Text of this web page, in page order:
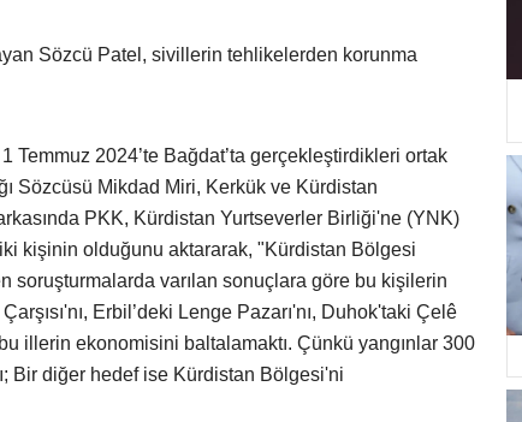
Sözcü Patel, sivillerin tehlikelerden korunma
Temmuz 2024’te Bağdat’ta gerçekleştirdikleri ortak
Sözcüsü Mikdad Miri, Kerkük ve Kürdistan
PKK, Kürdistan Yurtseverler Birliği'ne (YNK)
kişinin olduğunu aktararak, "Kürdistan Bölgesi
soruşturmalarda varılan sonuçlara göre bu kişilerin
Erbil’deki Lenge Pazarı'nı, Duhok'taki Çelê
illerin ekonomisini baltalamaktı. Çünkü yangınlar 300
Bir diğer hedef ise Kürdistan Bölgesi'ni